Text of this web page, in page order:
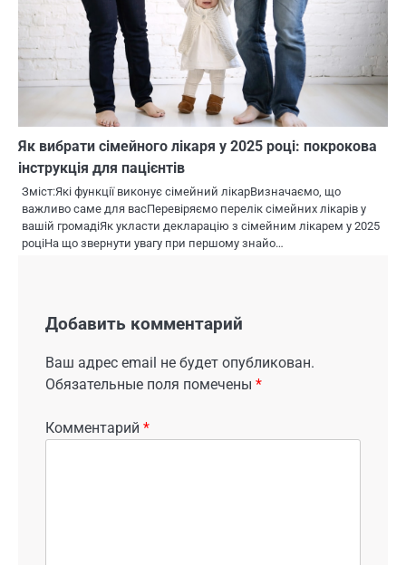
Як вибрати сімейного лікаря у 2025 році: покрокова
інструкція для пацієнтів
Зміст:Які функції виконує сімейний лікарВизначаємо, що
важливо саме для васПеревіряємо перелік сімейних лікарів у
вашій громадіЯк укласти декларацію з сімейним лікарем у 2025
роціНа що звернути увагу при першому знайо…
Добавить комментарий
Ваш адрес email не будет опубликован.
Обязательные поля помечены *
Комментарий *